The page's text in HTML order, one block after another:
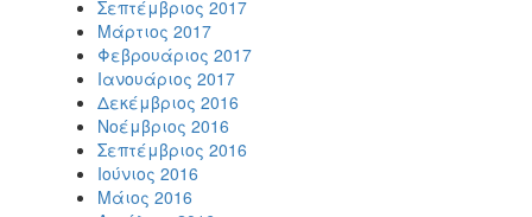
Σεπτέμβριος 2017
Μάρτιος 2017
Φεβρουάριος 2017
Ιανουάριος 2017
Δεκέμβριος 2016
Νοέμβριος 2016
Σεπτέμβριος 2016
Ιούνιος 2016
Μάιος 2016